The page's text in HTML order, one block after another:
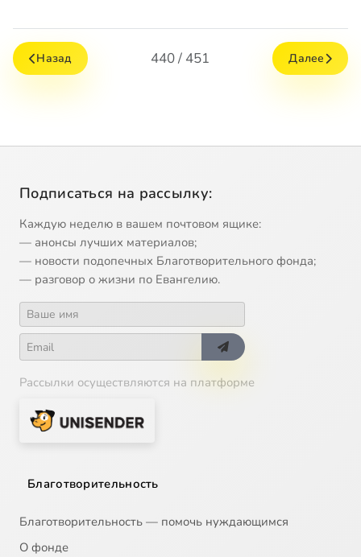
Назад 440 / 451 Далее
Подписаться на рассылку:
Каждую неделю в вашем почтовом ящике:
— анонсы лучших материалов;
— новости подопечных Благотворительного фонда;
— разговор о жизни по Евангелию.
Рассылки осуществляются на платформе
Благотворительность
Благотворительность — помочь нуждающимся
О фонде